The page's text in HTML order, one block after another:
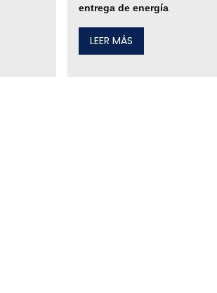
entrega de energía
LEER MÁS